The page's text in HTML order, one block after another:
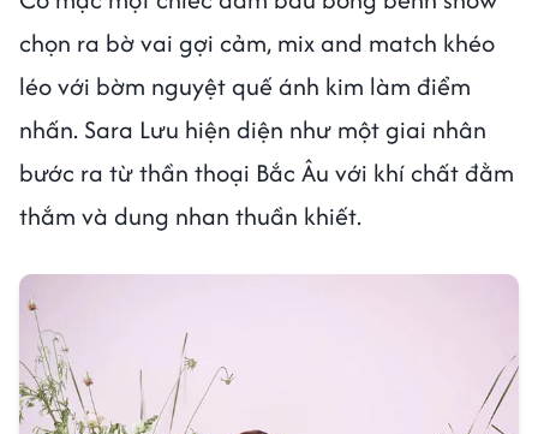
chọn ra bờ vai gợi cảm, mix and match khéo
léo với bờm nguyệt quế ánh kim làm điểm
nhấn. Sara Lưu hiện diện như một giai nhân
bước ra từ thần thoại Bắc Âu với khí chất đằm
thắm và dung nhan thuần khiết.